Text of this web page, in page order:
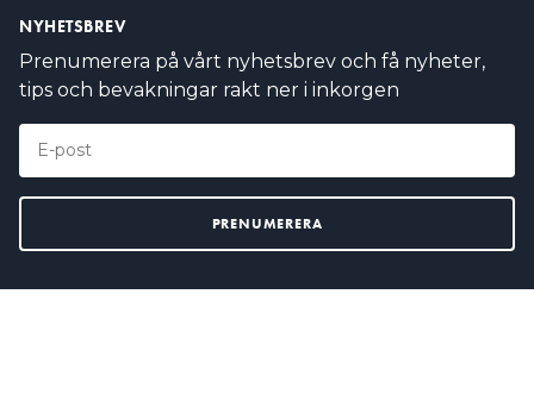
NYHETSBREV
Prenumerera på vårt nyhetsbrev och få nyheter,
tips och bevakningar rakt ner i inkorgen